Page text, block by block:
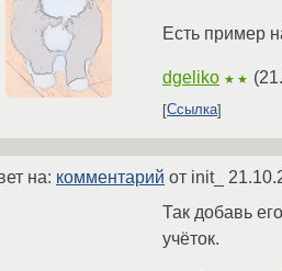
Есть пример
dgeliko ★★ (
Ссылка
на: комментарий от init_
Так добавь
учёток.